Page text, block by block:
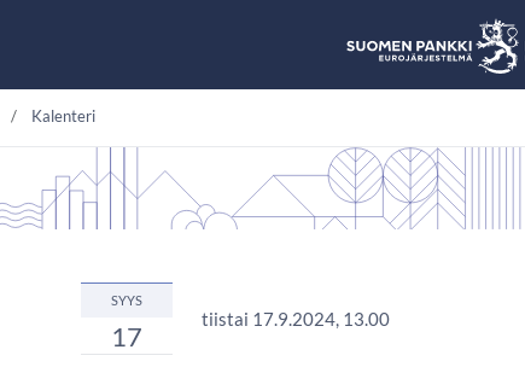
Kalenteri
SYYS
17
tiistai 17.9.2024, 13.00